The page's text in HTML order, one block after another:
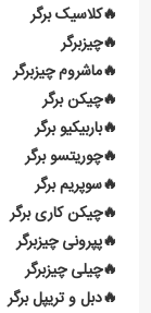
🔥کلاسیک برگر
🔥چیزبرگر
🔥ماشروم چیزبرگر
🔥چیکن برگر
🔥باربیکیو برگر
🔥چوریتسوبرگر
🔥سوپریم برگر
🔥چیکن کاری برگر
🔥پپرونی چیزبرگر
🔥چیلی چیزبرگر
🔥دبل و تریپل برگر